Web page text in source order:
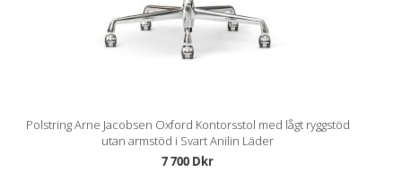
Polstring Arne Jacobsen Oxford Kontorsstol med lågt ryggstöd
utan armstöd i Svart Anilin Läder
7 700 Dkr